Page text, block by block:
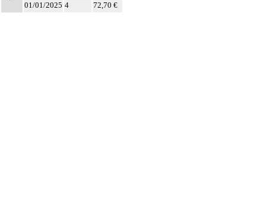
Notes
Par voie biliaire principale, on entend :
01/01/2025 4 72,70 €